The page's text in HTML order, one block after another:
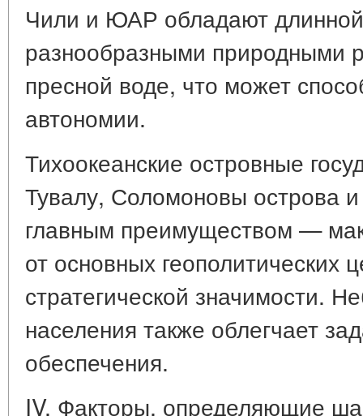
Чили и ЮАР обладают
разнообразными природными
пресной воде, что может
автономии.
Тихоокеанские островные
Тувалу, Соломоновы острова
главным преимуществом —
от основных геополитических
стратегической значимости.
населения также облегчает
обеспечения.
IV. Факторы, определяющие